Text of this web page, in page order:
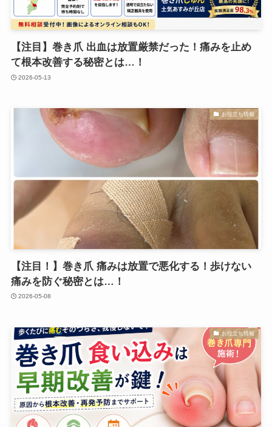
【注目】巻き爪 出血は放置厳禁だった！痛みを止め
て根本改善する秘密とは…！
2026-05-13
お役立ち情報
【注目！】巻き爪 痛みは放置で悪化する！歩けない
痛みを防ぐ秘密とは…！
2026-05-08
お役立ち情報